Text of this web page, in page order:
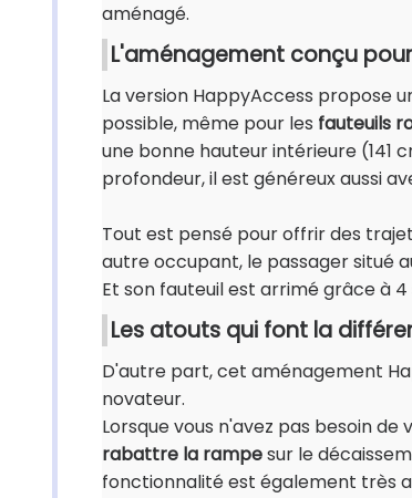
aménagé.
L'aménagement conçu
La version HappyAccess propose
possible, même pour les fauteuils
une bonne hauteur intérieure (141
profondeur, il est généreux aussi
Tout est pensé pour offrir des
autre occupant, le passager situé
Et son fauteuil est arrimé grâce à
Les atouts qui font la
D'autre part, cet aménagement
novateur.
Lorsque vous n'avez pas besoin
rabattre la rampesur le
fonctionnalité est également très